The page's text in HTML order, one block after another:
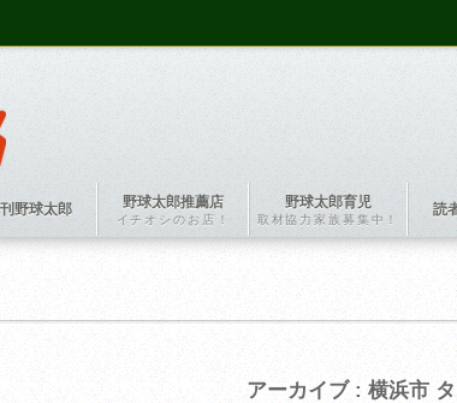
アーカイブ : 横浜市
野球太郎 野球太郎推薦店
イチオシのお店！
野球太郎育児
取材協力家族募集中！
読